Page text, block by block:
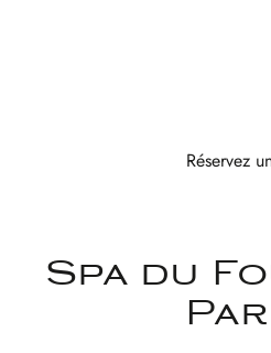
Réservez
Spa du